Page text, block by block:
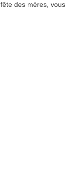
des mères, vous